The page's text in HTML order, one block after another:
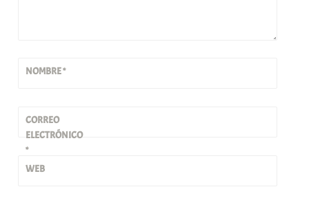
NOMBRE*
CORREO
ELECTRÓNICO
*
WEB